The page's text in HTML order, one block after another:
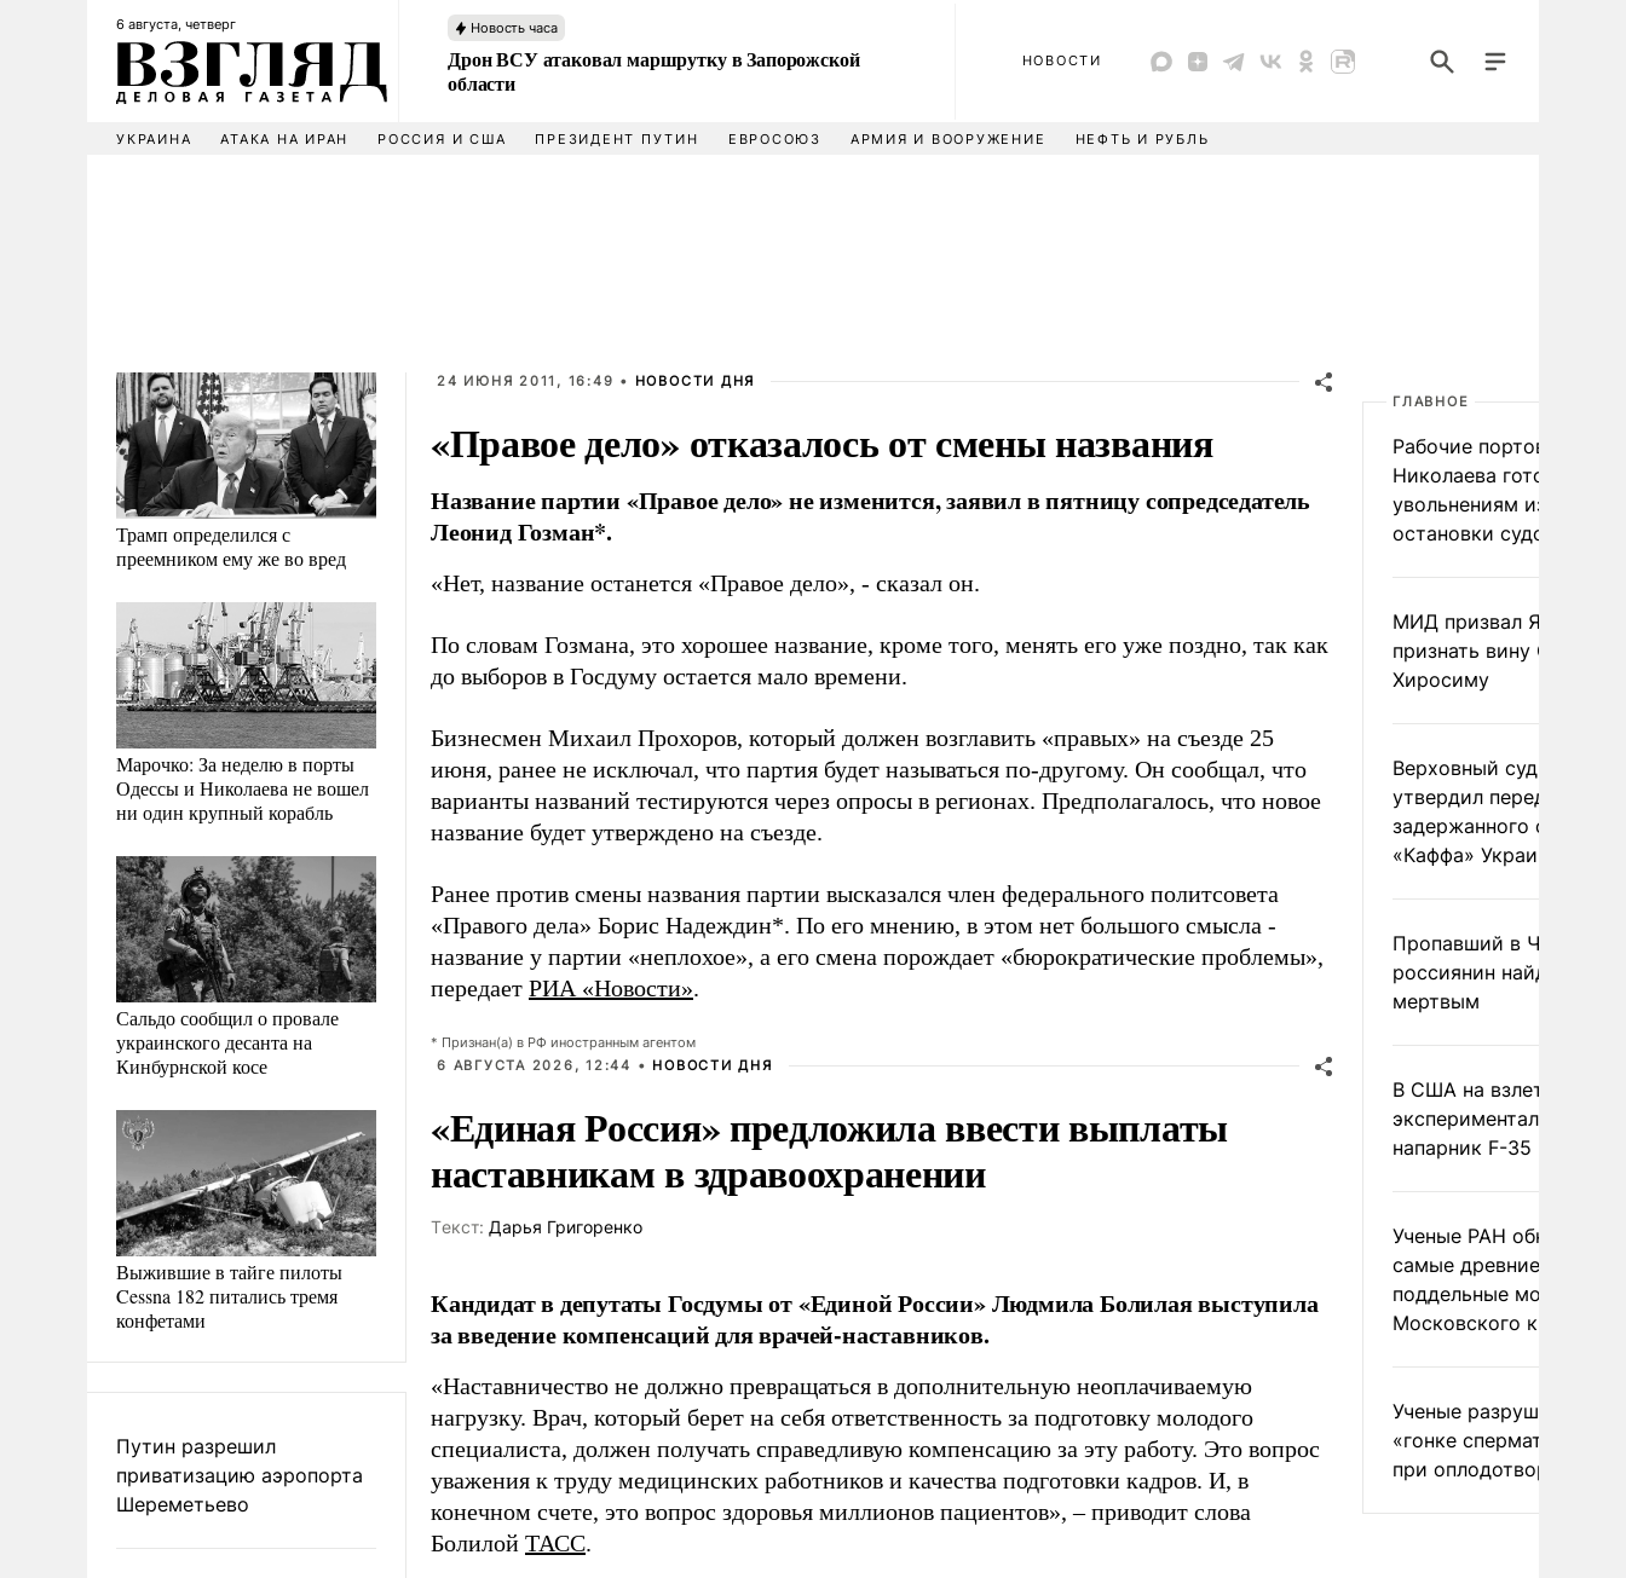
6 августа, четверг Новость часа
Дрон ВСУ атаковал маршрутку в Запорожской
области
НОВОСТИ
УКРАИНА АТАКА НА ИРАН РОССИЯ И США ПРЕЗИДЕНТ ПУТИН ЕВРОСОЮЗ АРМИЯ И ВООРУЖЕНИЕ НЕФТЬ И РУБЛЬ
Трамп определился с
преемником ему же во вред
Марочко: За неделю в порты
Одессы и Николаева не вошел
ни один крупный корабль
Сальдо сообщил о провале
украинского десанта на
Кинбурнской косе
Выжившие в тайге пилоты
Cessna 182 питались тремя
конфетами
Путин разрешил
приватизацию аэропорта
Шереметьево
24 ИЮНЯ 2011, 16:49 • НОВОСТИ ДНЯ
«Правое дело» отказалось от смены названия
Название партии «Правое дело» не изменится, заявил в пятницу сопредседатель
Леонид Гозман*.
«Нет, название останется «Правое дело», - сказал он.
По словам Гозмана, это хорошее название, кроме того, менять его уже поздно, так как
до выборов в Госдуму остается мало времени.
Бизнесмен Михаил Прохоров, который должен возглавить «правых» на съезде 25
июня, ранее не исключал, что партия будет называться по-другому. Он сообщал, что
варианты названий тестируются через опросы в регионах. Предполагалось, что новое
название будет утверждено на съезде.
Ранее против смены названия партии высказался член федерального политсовета
«Правого дела» Борис Надеждин*. По его мнению, в этом нет большого смысла -
название у партии «неплохое», а его смена порождает «бюрократические проблемы»,
передает РИА «Новости».
* Признан(а) в РФ иностранным агентом
6 АВГУСТА 2026, 12:44 • НОВОСТИ ДНЯ
«Единая Россия» предложила ввести выплаты
наставникам в здравоохранении
Tекст: Дарья Григоренко
Кандидат в депутаты Госдумы от «Единой России» Людмила Болилая выступила
за введение компенсаций для врачей-наставников.
«Наставничество не должно превращаться в дополнительную неоплачиваемую
нагрузку. Врач, который берет на себя ответственность за подготовку молодого
специалиста, должен получать справедливую компенсацию за эту работу. Это вопрос
уважения к труду медицинских работников и качества подготовки кадров. И, в
конечном счете, это вопрос здоровья миллионов пациентов», – приводит слова
Болилой ТАСС.
ГЛАВНОЕ
Рабочие портов
Николаева готовятся к
увольнениям из-за
остановки судоходства
МИД призвал Японию
признать вину США за
Хиросиму
Верховный суд Швеции
утвердил передачу
задержанного
«Каффа» Украине
Пропавший в
россиянин найден
мертвым
В США на взлете
экспериментальный
напарник F-35
Ученые РАН
самые древние
поддельные монеты
Московского
Ученые разрушили миф
«гонке
при оплодотворении